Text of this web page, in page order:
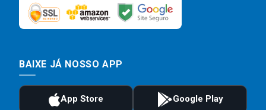
BAIXE JÁ NOSSO APP